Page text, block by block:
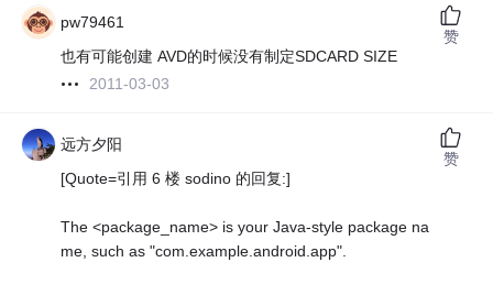
pw79461
也有可能创建 AVD的时候没有制定SDCARD SIZE
2011-03-03
赞
远方夕阳
[Quote=引用 6 楼 sodino 的回复:]
The <package_name> is your Java-style package na
me, such as "com.example.android.app".
赞